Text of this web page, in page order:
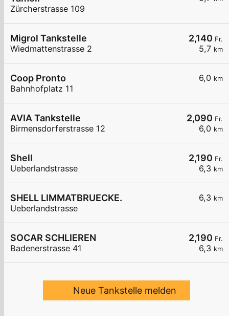
Zürcherstrasse 109
2,140 Fr.
5,7 km
Migrol Tankstelle
Wiedmattenstrasse 2
6,0 km
Coop Pronto
Bahnhofplatz 11
2,090 Fr.
6,0 km
AVIA Tankstelle
Birmensdorferstrasse 12
2,190 Fr.
6,3 km
Shell
Ueberlandstrasse
6,3 km
SHELL LIMMATBRUECKE.
Ueberlandstrasse
2,190 Fr.
6,3 km
SOCAR SCHLIEREN
Badenerstrasse 41
Neue Tankstelle melden